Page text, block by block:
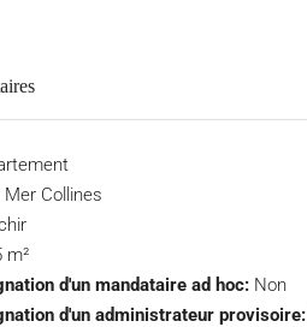
Collines
m²
d'un mandataire ad hoc: Non
d'un administrateur provisoire: